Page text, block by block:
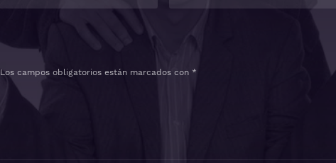
Los campos obligatorios están marcados con *